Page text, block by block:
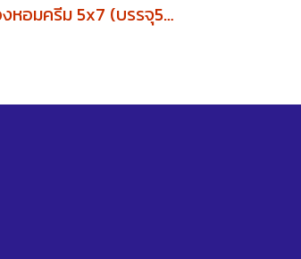
ซองหอมครีม 5x7 (บรรจุ500ซอง)